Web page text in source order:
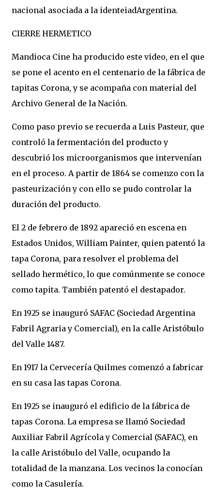
nacional asociada a la identeiadArgentina.
CIERRE HERMETICO
Mandioca Cine ha producido este video, en el que
se pone el acento en el centenario de la fábrica de
tapitas Corona, y se acompaña con material del
Archivo General de la Nación.
Como paso previo se recuerda a Luis Pasteur, que
controló la fermentación del producto y
descubrió los microorganismos que intervenían
en el proceso. A partir de 1864 se comenzo con la
pasteurización y con ello se pudo controlar la
duración del producto.
El 2 de febrero de 1892 apareció en escena en
Estados Unidos, William Painter, quien patentó la
tapa Corona, para resolver el problema del
sellado hermético, lo que comúnmente se conoce
como tapita. También patentó el destapador.
En 1925 se inauguró SAFAC (Sociedad Argentina
Fabril Agraria y Comercial), en la calle Aristóbulo
del Valle 1487.
En 1917 la Cervecería Quilmes comenzó a fabricar
en su casa las tapas Corona.
En 1925 se inauguró el edificio de la fábrica de
tapas Corona. La empresa se llamó Sociedad
Auxiliar Fabril Agrícola y Comercial (SAFAC), en
la calle Aristóbulo del Valle, ocupando la
totalidad de la manzana. Los vecinos la conocían
como la Casulería.